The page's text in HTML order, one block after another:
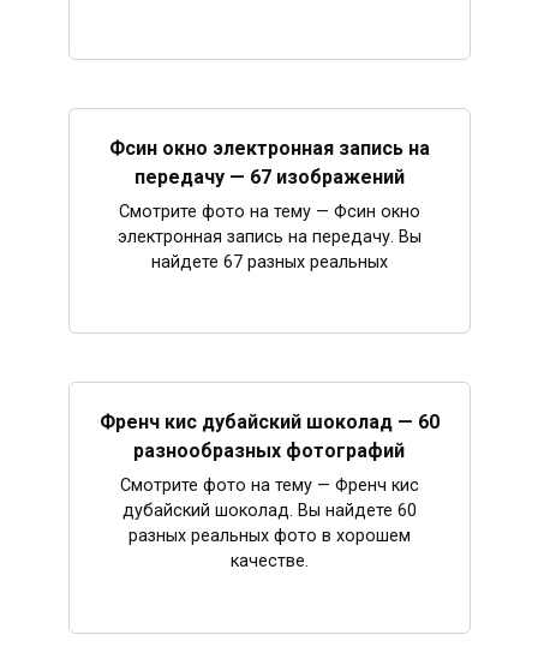
Фсин окно электронная запись на
передачу — 67 изображений
Смотрите фото на тему — Фсин окно
электронная запись на передачу. Вы
найдете 67 разных реальных
Френч кис дубайский шоколад — 60
разнообразных фотографий
Смотрите фото на тему — Френч кис
дубайский шоколад. Вы найдете 60
разных реальных фото в хорошем
качестве.